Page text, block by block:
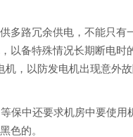
多路冗余供电，不能只有
以备特殊情况长期断电时
机，以防发电机出现意外
保中还要求机房中要使用
色的。